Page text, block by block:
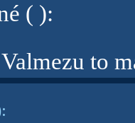
( ):
to
: